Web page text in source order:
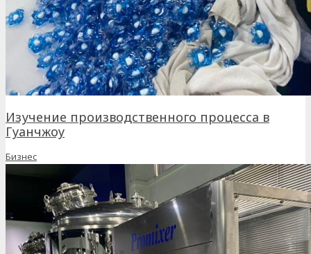
Изучение производственного процесса в
Гуанчжоу
Бизнес